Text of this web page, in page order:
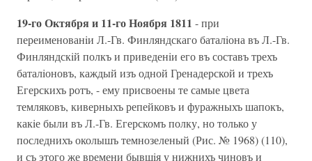
19-го Октября и 11-го Ноября 1811 - при
переименованiи Л.-Гв. Финляндскаго баталiона въ Л.-Гв.
Финляндскiй полкъ и приведенiи его въ составъ трехъ
баталiоновъ, каждый изъ одной Гренадерской и трехъ
Егерскихъ ротъ, - ему присвоены те самые цвета
темляковъ, киверныхъ репейковъ и фуражныхъ шапокъ,
какiе были въ Л.-Гв. Егерскомъ полку, но только у
последнихъ околышъ темнозеленый (Рис. № 1968) (110),
и съ этого же времени бывшiя у нижнихъ чиновъ и